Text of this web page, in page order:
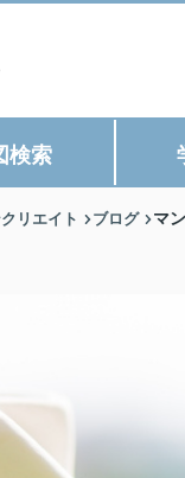
検索
リエイト ブログ マ